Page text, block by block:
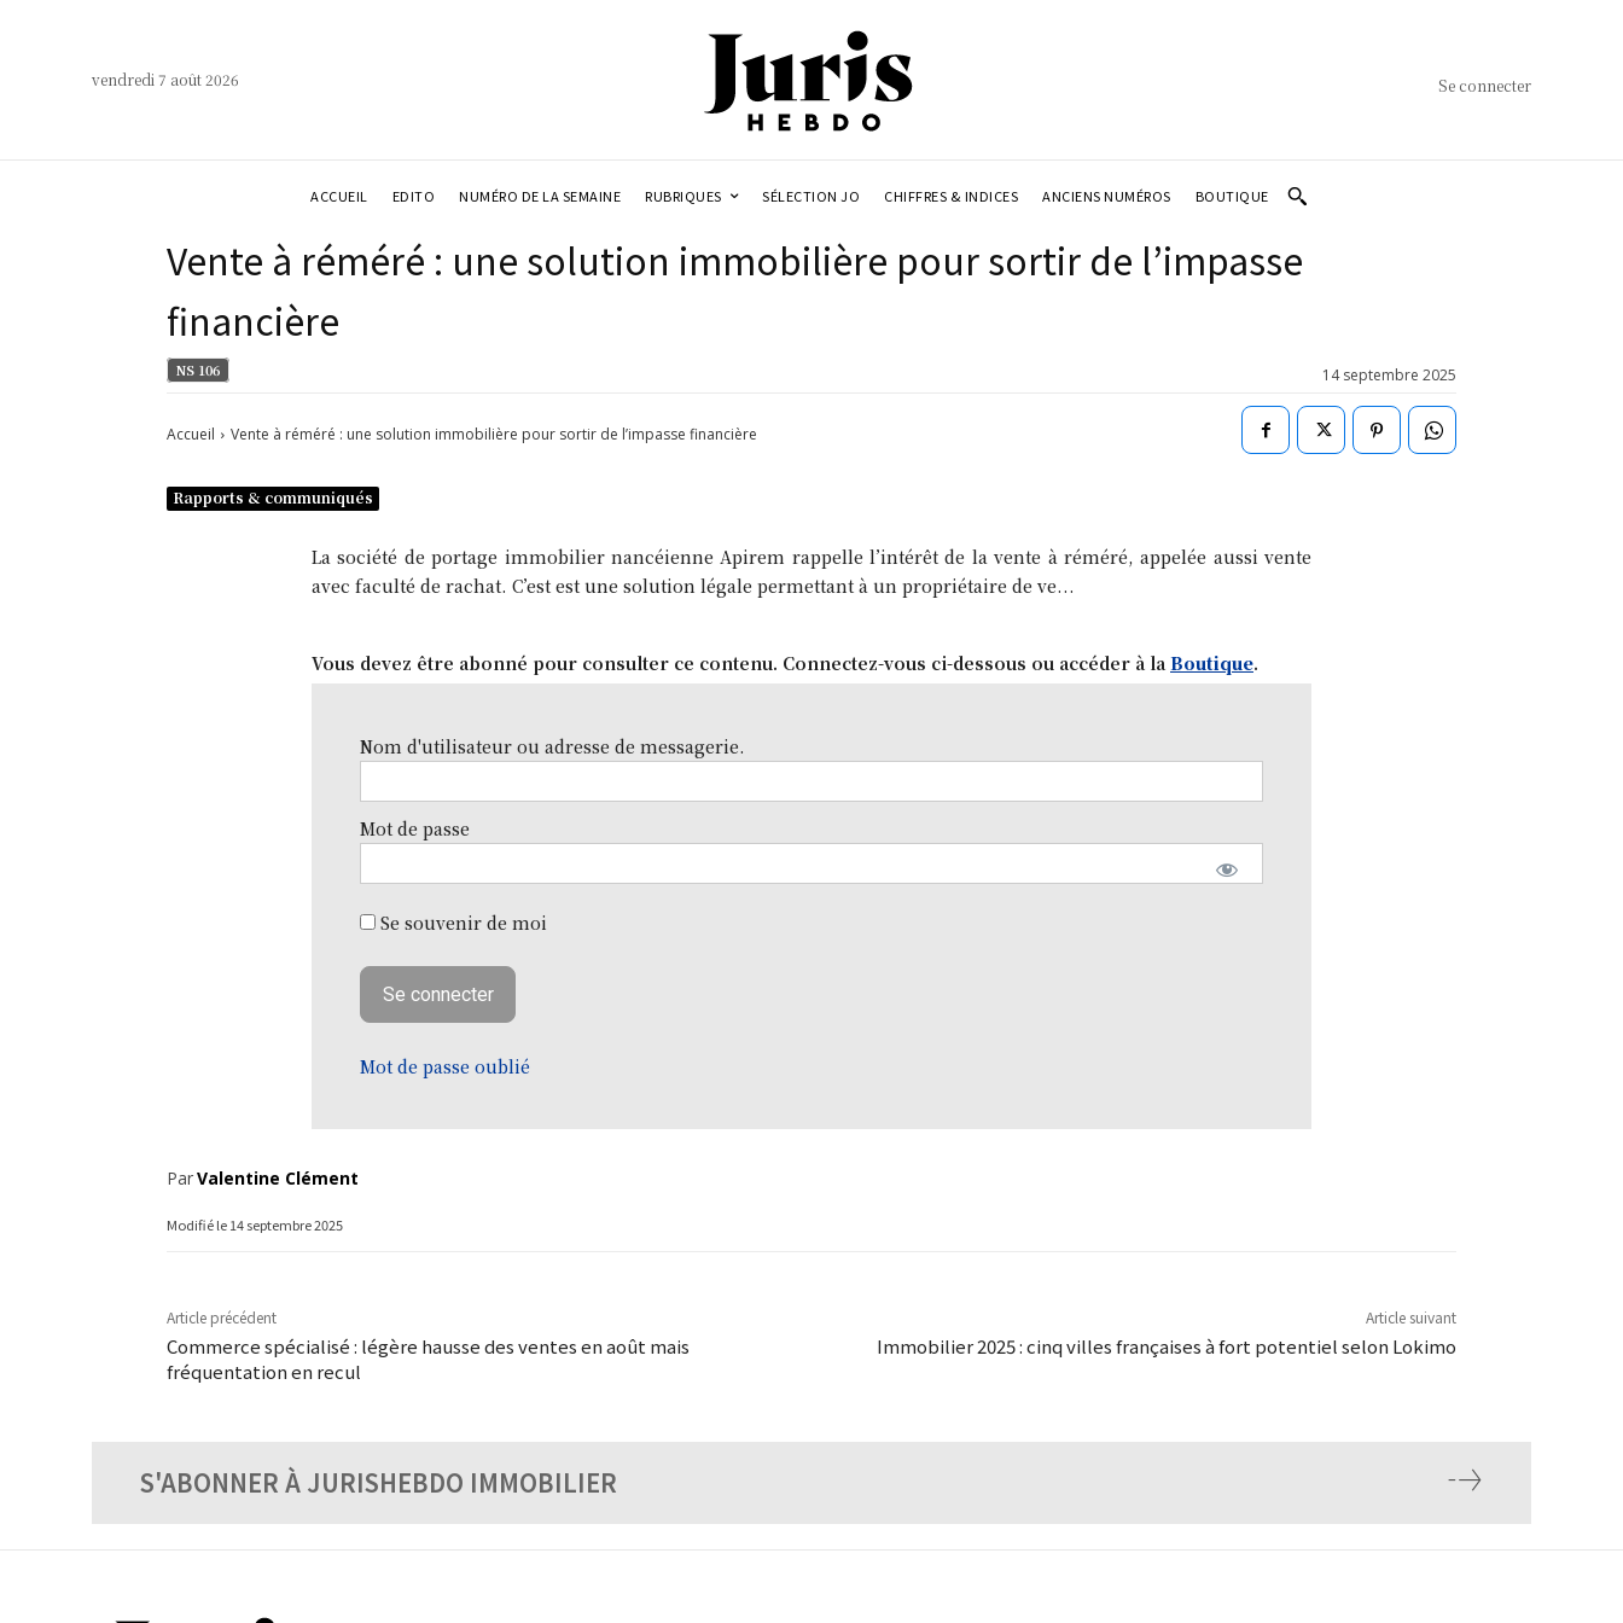
vendredi 7 août 2026 Se connecter
ACCUEIL EDITO NUMÉRO DE LA SEMAINE RUBRIQUES SÉLECTION JO CHIFFRES & INDICES ANCIENS NUMÉROS BOUTIQUE
Vente à réméré : une solution immobilière pour sortir de l’impasse
financière
NS 106 14 septembre 2025
Accueil Vente à réméré : une solution immobilière pour sortir de l’impasse financière
Rapports & communiqués
La société de portage immobilier nancéienne Apirem rappelle l’intérêt de la vente à réméré, appelée aussi vente
avec faculté de rachat. C’est est une solution légale permettant à un propriétaire de ve...
Vous devez être abonné pour consulter ce contenu. Connectez-vous ci-dessous ou accéder à la Boutique.
Nom d'utilisateur ou adresse de messagerie.
Mot de passe
Se souvenir de moi
Mot de passe oublié
ParValentine Clément
Modifié le14 septembre 2025
Article précédent
Commerce spécialisé : légère hausse des ventes en août mais
fréquentation en recul
Article suivant
Immobilier 2025 : cinq villes françaises à fort potentiel selon Lokimo
S'ABONNER À JURISHEBDO IMMOBILIER